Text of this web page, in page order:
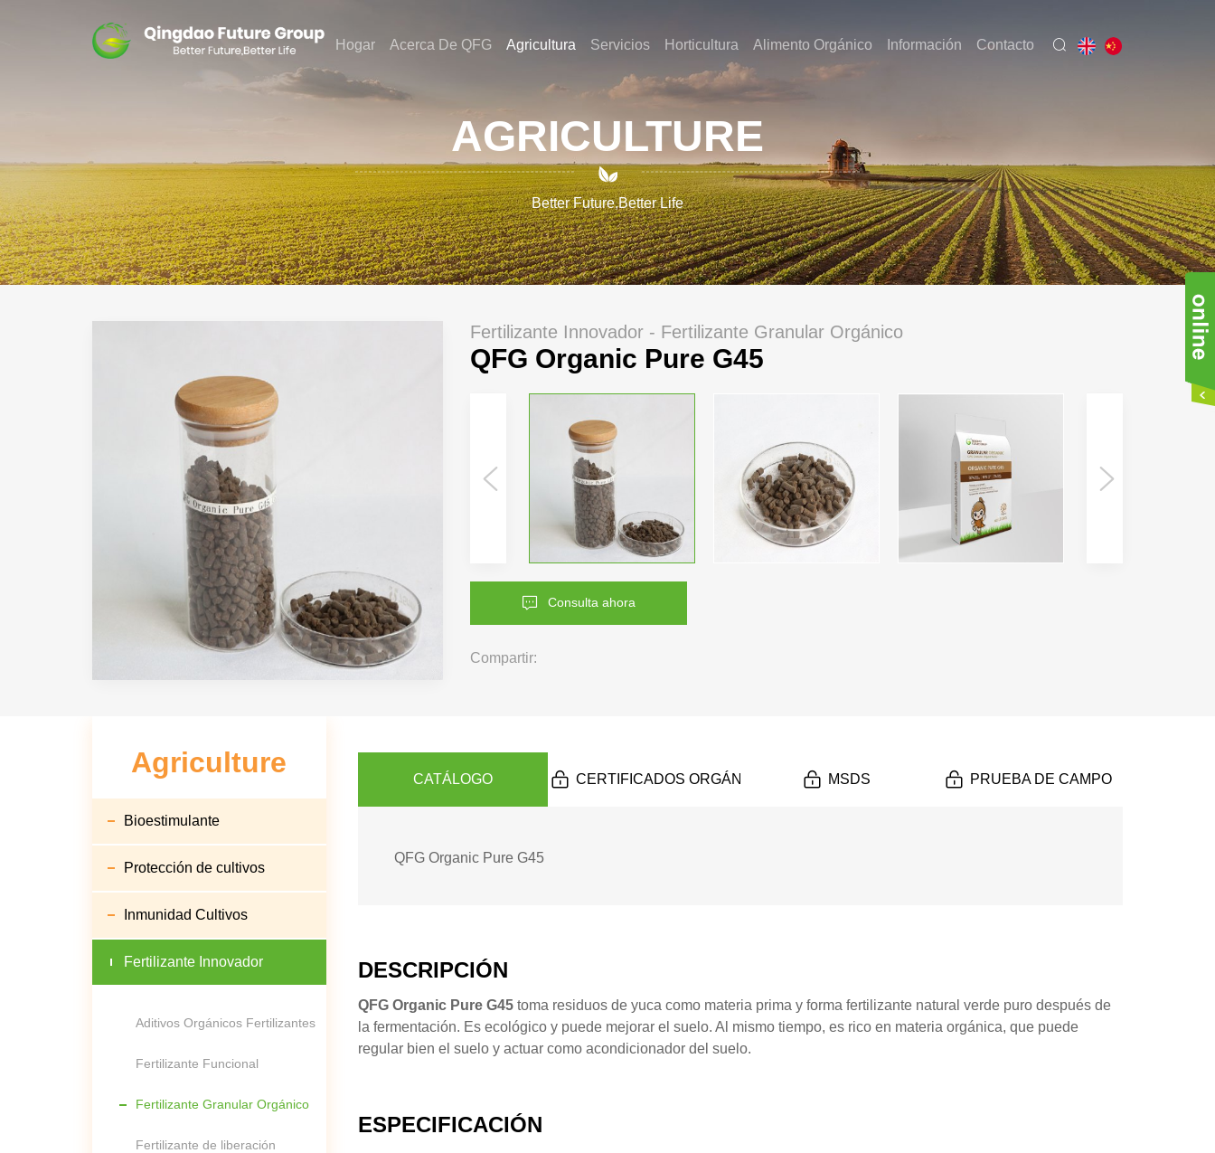
Hogar Acerca De QFG Agricultura Servicios Horticultura Alimento Orgánico Información Contacto
AGRICULTURE

Better Future,Better Life
Fertilizante Innovador - Fertilizante Granular Orgánico
QFG Organic Pure G45
Consulta ahora
Compartir:
Agriculture
Bioestimulante
Protección de cultivos
Inmunidad Cultivos
Fertilizante Innovador
Aditivos Orgánicos Fertilizantes
Fertilizante Funcional
Fertilizante Granular Orgánico
Fertilizante de liberación
CATÁLOGO CERTIFICADOS ORGÁNICOS MSDS PRUEBA DE CAMPO
QFG Organic Pure G45
DESCRIPCIÓN
QFG Organic Pure G45toma residuos de yuca como materia prima y forma fertilizante natural verde puro después de
la fermentación. Es ecológico y puede mejorar el suelo. Al mismo tiempo, es rico en materia orgánica, que puede
regular bien el suelo y actuar como acondicionador del suelo.
ESPECIFICACIÓN